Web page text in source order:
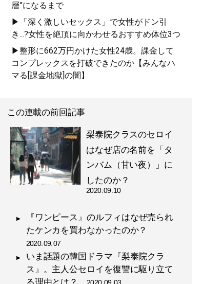
層”になるまで
▶「深く激しいセックス」で女性がドン引
き...?女性を絶頂に向かわせるおすすめ体位3つ
▶整形に662万円かけた女性24歳。課金して
コンプレックスを打破できたのか【みんなハ
マる[課金地獄]の闇】
この連載の前回記事
梨泰院クラスのセロイ
はなぜ店の名前を「タ
ンバム（甘い夜）」に
したのか？
2020.09.10
『ワンピース』のルフィはなぜ売られ
たケンカを買わなかったのか？
2020.09.07
いま話題の韓国ドラマ『梨泰院クラ
ス』。主人公セロイを復讐に駆り立て